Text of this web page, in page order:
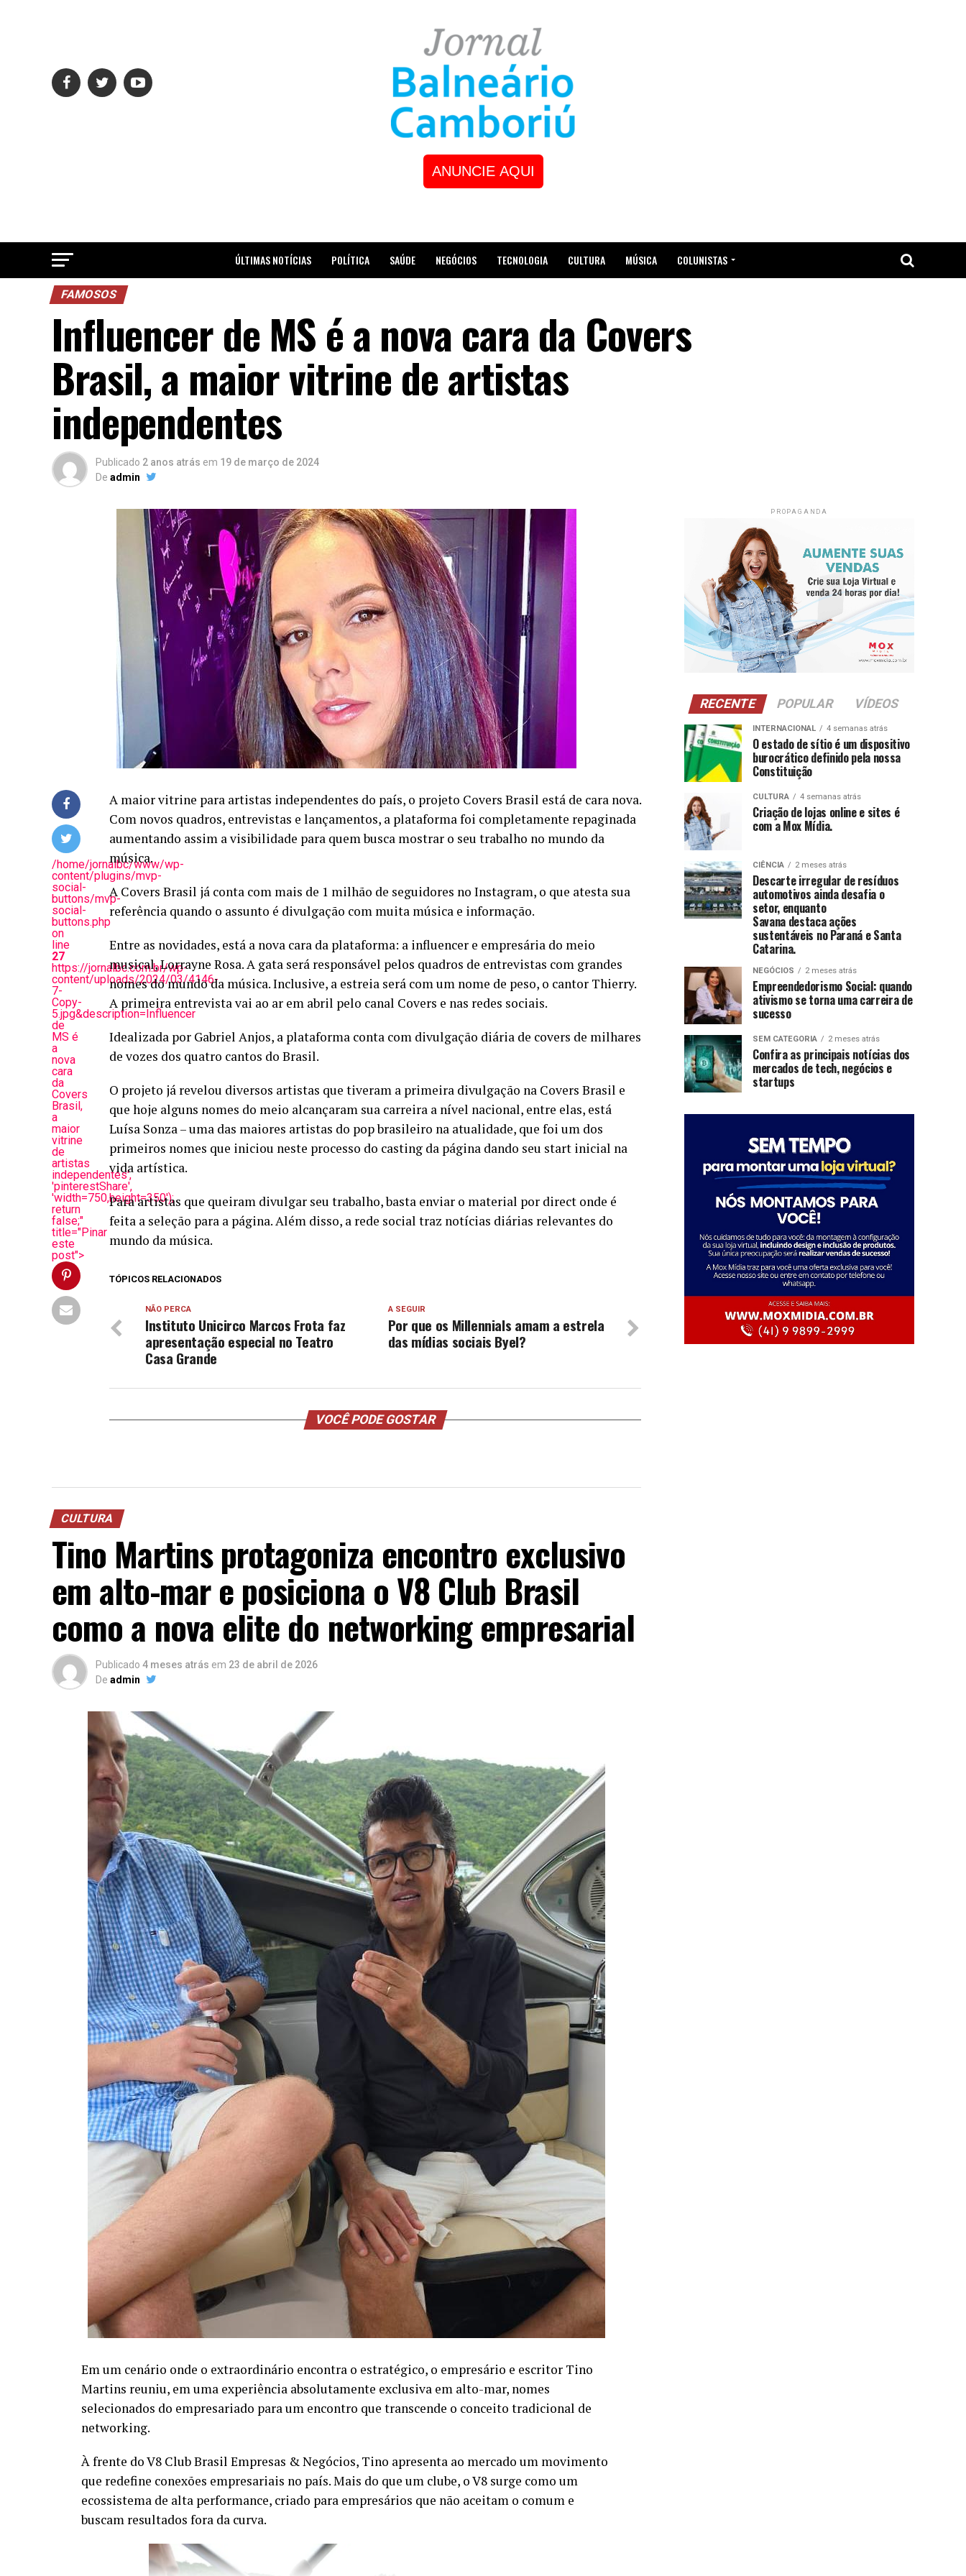
ANUNCIE AQUI
ÚLTIMAS NOTÍCIAS POLÍTICA SAÚDE NEGÓCIOS TECNOLOGIA CULTURA MÚSICA COLUNISTAS
FAMOSOS
Influencer de MS é a nova cara da Covers
Brasil, a maior vitrine de artistas
independentes
Publicado 2 anos atrás em 19 de março de 2024
De admin
/home/jornalbc/www/wp-
content/plugins/mvp-
social-
buttons/mvp-
social-
buttons.php
on
line
27
https://jornalbc.com.br/wp-
content/uploads/2024/03/4146-
7-
Copy-
5.jpg&description=Influencer
de
MS é
a
nova
cara
da
Covers
Brasil,
a
maior
vitrine
de
artistas
independentes',
'pinterestShare',
'width=750,height=350');
return
false;"
title="Pinar
este
post">
A maior vitrine para artistas independentes do país, o projeto Covers Brasil está de cara nova.
Com novos quadros, entrevistas e lançamentos, a plataforma foi completamente repaginada
aumentando assim a visibilidade para quem busca mostrar o seu trabalho no mundo da
música.
A Covers Brasil já conta com mais de 1 milhão de seguidores no Instagram, o que atesta sua
referência quando o assunto é divulgação com muita música e informação.
Entre as novidades, está a nova cara da plataforma: a influencer e empresária do meio
musical, Lorrayne Rosa. A gata será responsável pelos quadros de entrevistas com grandes
nomes do mundo da música. Inclusive, a estreia será com um nome de peso, o cantor Thierry.
A primeira entrevista vai ao ar em abril pelo canal Covers e nas redes sociais.
Idealizada por Gabriel Anjos, a plataforma conta com divulgação diária de covers de milhares
de vozes dos quatro cantos do Brasil.
O projeto já revelou diversos artistas que tiveram a primeira divulgação na Covers Brasil e
que hoje alguns nomes do meio alcançaram sua carreira a nível nacional, entre elas, está
Luísa Sonza – uma das maiores artistas do pop brasileiro na atualidade, que foi um dos
primeiros nomes que iniciou neste processo do casting da página dando seu start inicial na
vida artística.
Para artistas que queiram divulgar seu trabalho, basta enviar o material por direct onde é
feita a seleção para a página. Além disso, a rede social traz notícias diárias relevantes do
mundo da música.
TÓPICOS RELACIONADOS
A SEGUIR
Por que os Millennials amam a estrela
das mídias sociais Byel?
NÃO PERCA
Instituto Unicirco Marcos Frota faz
apresentação especial no Teatro
Casa Grande
VOCÊ PODE GOSTAR
CULTURA
Tino Martins protagoniza encontro exclusivo
em alto-mar e posiciona o V8 Club Brasil
como a nova elite do networking empresarial
Publicado 4 meses atrás em 23 de abril de 2026
De admin
Em um cenário onde o extraordinário encontra o estratégico, o empresário e escritor Tino
Martins reuniu, em uma experiência absolutamente exclusiva em alto-mar, nomes
selecionados do empresariado para um encontro que transcende o conceito tradicional de
networking.
À frente do V8 Club Brasil Empresas & Negócios, Tino apresenta ao mercado um movimento
que redefine conexões empresariais no país. Mais do que um clube, o V8 surge como um
ecossistema de alta performance, criado para empresários que não aceitam o comum e
buscam resultados fora da curva.
PROPAGANDA
RECENTE POPULAR VÍDEOS
INTERNACIONAL 4 semanas atrás
O estado de sítio é um dispositivo
burocrático definido pela nossa
Constituição
CULTURA 4 semanas atrás
Criação de lojas online e sites é
com a Mox Mídia.
CIÊNCIA 2 meses atrás
Descarte irregular de resíduos
automotivos ainda desafia o
setor, enquanto
Savana destaca ações
sustentáveis no Paraná e Santa
Catarina.
NEGÓCIOS 2 meses atrás
Empreendedorismo Social: quando
ativismo se torna uma carreira de
sucesso
SEM CATEGORIA 2 meses atrás
Confira as principais notícias dos
mercados de tech, negócios e
startups